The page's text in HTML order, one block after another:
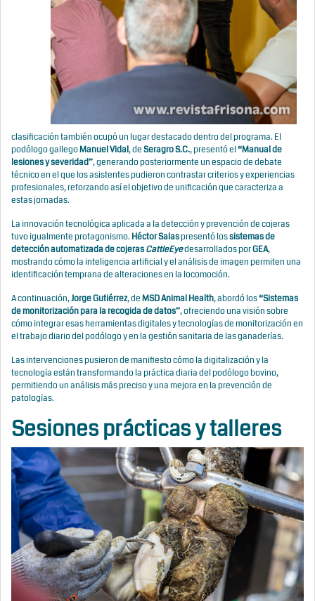
clasificación también ocupó un lugar destacado dentro del programa. El
podólogo gallegoManuel Vidal, deSeragro S.C., presentó el“Manual de
lesiones y severidad”, generando posteriormente un espacio de debate
técnico en el que los asistentes pudieron contrastar criterios y experiencias
profesionales, reforzando así el objetivo de unificación que caracteriza a
estas jornadas.
La innovación tecnológica aplicada a la detección y prevención de cojeras
tuvo igualmente protagonismo.Héctor Salaspresentó lossistemas de
detección automatizada de cojerasCattleEyedesarrollados porGEA,
mostrando cómo la inteligencia artificial y el análisis de imagen permiten una
identificación temprana de alteraciones en la locomoción.
A continuación,Jorge Gutiérrez, deMSD Animal Health, abordó los“Sistemas
de monitorización para la recogida de datos”, ofreciendo una visión sobre
cómo integrar esas herramientas digitales y tecnologías de monitorización en
el trabajo diario del podólogo y en la gestión sanitaria de las ganaderías.
Las intervenciones pusieron de manifiesto cómo la digitalización y la
tecnología están transformando la práctica diaria del podólogo bovino,
permitiendo un análisis más preciso y una mejora en la prevención de
patologías.
Sesiones prácticas y talleres